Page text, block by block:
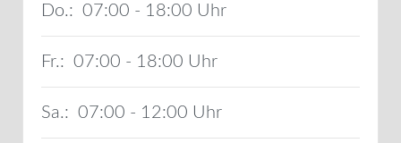
Do.: 07:00 - 18:00
Fr.: 07:00 - 18:00
Sa.: 07:00 - 12:00